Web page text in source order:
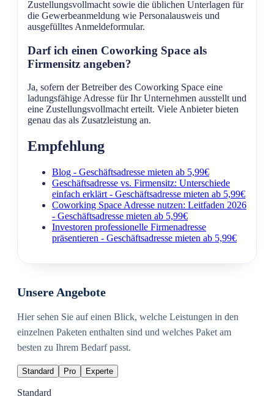
Zustellungsvollmacht sowie die üblichen Unterlagen für
die Gewerbeanmeldung wie Personalausweis und
ausgefülltes Anmeldeformular.
Darf ich einen Coworking Space als
Firmensitz angeben?
Ja, sofern der Betreiber des Coworking Space eine
ladungsfähige Adresse für Ihr Unternehmen ausstellt und
eine Zustellungsvollmacht erteilt. Viele Anbieter bieten
genau das als Zusatzleistung an.
Empfehlung
Blog - Geschäftsadresse mieten ab 5,99€
Geschäftsadresse vs. Firmensitz: Unterschiede
einfach erklärt - Geschäftsadresse mieten ab 5,99€
Coworking Space Adresse nutzen: Leitfaden 2026
- Geschäftsadresse mieten ab 5,99€
Investoren professionelle Firmenadresse
präsentieren - Geschäftsadresse mieten ab 5,99€
Unsere Angebote
Hier sehen Sie auf einen Blick, welche Leistungen in den
einzelnen Paketen enthalten sind und welches Paket am
besten zu Ihrem Bedarf passt.
Standard Pro Experte
Standard